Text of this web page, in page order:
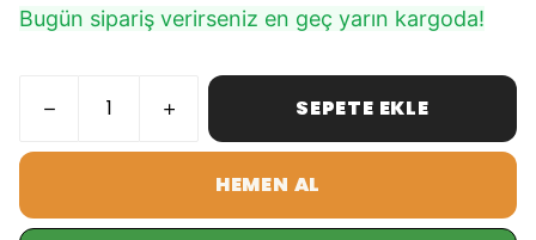
Bugün sipariş verirseniz en geç yarın kargoda!
SEPETE EKLE
HEMEN AL